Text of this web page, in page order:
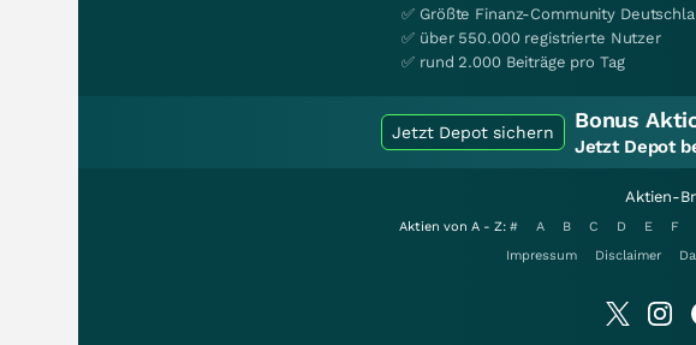
✅ Größte Finanz-Community
✅ über 550.000 registrierte Nutzer
✅ rund 2.000 Beiträge pro Tag
Jetzt Depot sichern Bonus
Jetzt Depot
Aktien-
Aktien von A - Z: # A B C D E F
Impressum
Disclaimer